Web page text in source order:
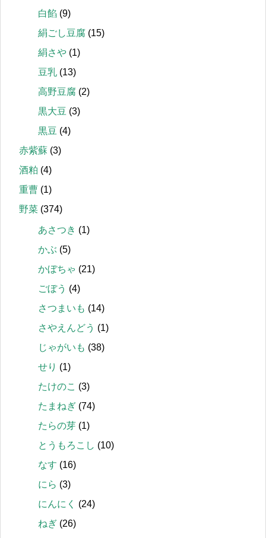
白餡 (9)
絹ごし豆腐 (15)
絹さや (1)
豆乳 (13)
高野豆腐 (2)
黒大豆 (3)
黒豆 (4)
赤紫蘇 (3)
酒粕 (4)
重曹 (1)
野菜 (374)
あさつき (1)
かぶ (5)
かぼちゃ (21)
ごぼう (4)
さつまいも (14)
さやえんどう (1)
じゃがいも (38)
せり (1)
たけのこ (3)
たまねぎ (74)
たらの芽 (1)
とうもろこし (10)
なす (16)
にら (3)
にんにく
(24)
ねぎ (26)